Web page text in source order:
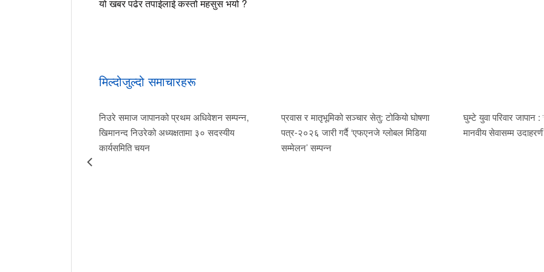
यो खबर पढेर तपाईलाई कस्तो महसुस भयो ?
मिल्दोजुल्दो समाचारहरू
निउरे समाज जापानको प्रथम अधिवेशन सम्पन्न,
खिमानन्द निउरेको अध्यक्षतामा ३० सदस्यीय
कार्यसमिति चयन
प्रवास र मातृभूमिको सञ्चार सेतु: टोकियो घोषणा
पत्र-२०२६ जारी गर्दै ‘एफएनजे ग्लोबल मिडिया
सम्मेलन’ सम्पन्न
घुम्टे युवा परिवार जापान
मानवीय सेवासम्म